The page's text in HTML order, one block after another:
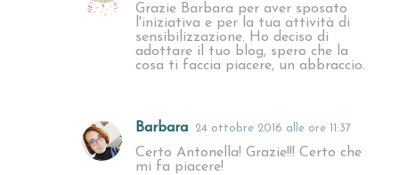
Grazie Barbara per aver sposato
l'iniziativa e per la tua attività di
sensibilizzazione. Ho deciso di
adottare il tuo blog, spero che la
cosa ti faccia piacere, un abbraccio.
Barbara 24 ottobre 2016 alle ore 11:37
Certo Antonella! Grazie!!! Certo che
mi fa piacere!